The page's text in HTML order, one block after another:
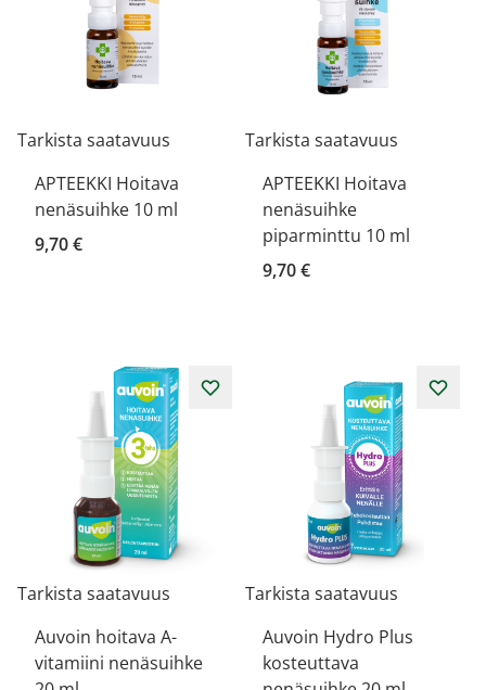
Tarkista saatavuus
APTEEKKI Hoitava
nenäsuihke 10 ml
9,70 €
Tarkista saatavuus
APTEEKKI Hoitava
nenäsuihke
piparminttu 10 ml
9,70 €
Tarkista saatavuus
Auvoin hoitava A-
vitamiini nenäsuihke
Tarkista saatavuus
Auvoin Hydro Plus
kosteuttava